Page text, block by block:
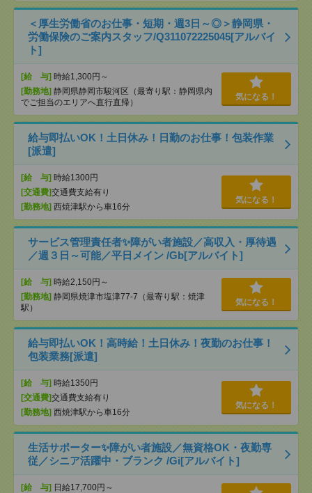
＜厚生労働省のお仕事・短期・週3日～◎＞静岡県・
労働保険のご案内スタッフ/Q311072225045[アルバイ
ト]
[給 与] 時給1,300円～
[勤務地] 静岡県静岡市駿河区（最寄り駅：静岡県内
でご担当のエリアへ直行直帰）
気になる！
給与即払いOK！土日休み！日勤のお仕事！包装作業
[派遣]
[給 与] 時給1300円
[交通費]交通費支給有り
[勤務地] 西焼津駅から車16分
気になる！
サービス管理責任者✨障がい者施設／高収入・厚待遇
／週３日～可能／平日メイン /Gb[アルバイト]
[給 与] 時給2,150円～
[勤務地] 静岡県焼津市塩津77-7（最寄り駅：焼津
駅）
気になる！
給与即払いOK！高時給！土日休み！夜勤のお仕事！
包装業務[派遣]
[給 与] 時給1350円
[交通費]交通費支給有り
[勤務地] 西焼津駅から車16分
気になる！
生活サポーター✨障がい者施設／無資格OK・夜勤専
従／シニア活躍中・ブランク /Gi[アルバイト]
[給 与] 日給17,700円～